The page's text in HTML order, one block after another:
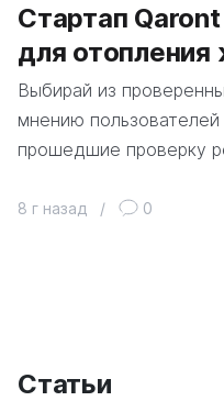
Стартап
для отопления
Выбирай из
мнению
прошедшие проверку
8 г назад / 0
Статьи